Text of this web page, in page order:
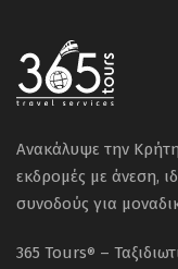
Ανακάλυψε την
εκδρομές με άνεση,
συνοδούς για
365 Tours® –